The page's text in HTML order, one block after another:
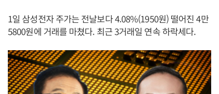
1일 삼성전자 주가는 전날보다 4.08%(1950원) 떨어진 4만
5800원에 거래를 마쳤다. 최근 3거래일 연속 하락세다.